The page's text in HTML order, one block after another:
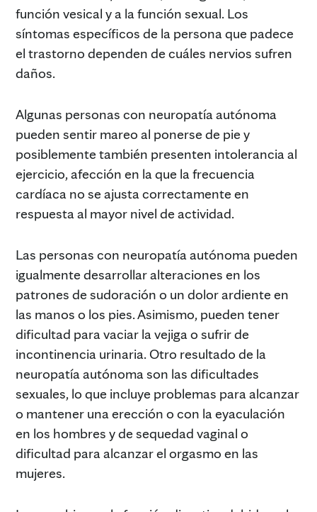
función vesical y a la función sexual. Los
síntomas específicos de la persona que padece
el trastorno dependen de cuáles nervios sufren
daños.
Algunas personas con neuropatía autónoma
pueden sentir mareo al ponerse de pie y
posiblemente también presenten intolerancia al
ejercicio, afección en la que la frecuencia
cardíaca no se ajusta correctamente en
respuesta al mayor nivel de actividad.
Las personas con neuropatía autónoma pueden
igualmente desarrollar alteraciones en los
patrones de sudoración o un dolor ardiente en
las manos o los pies. Asimismo, pueden tener
dificultad para vaciar la vejiga o sufrir de
incontinencia urinaria. Otro resultado de la
neuropatía autónoma son las dificultades
sexuales, lo que incluye problemas para alcanzar
o mantener una erección o con la eyaculación
en los hombres y de sequedad vaginal o
dificultad para alcanzar el orgasmo en las
mujeres.